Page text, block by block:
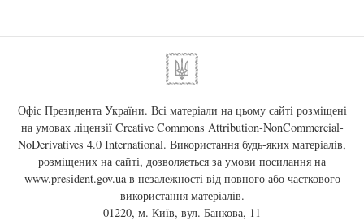
Офіс Президента України. Всі матеріали на цьому сайті розміщені
на умовах ліцензії Creative Commons Attribution-NonCommercial-
NoDerivatives 4.0 International. Використання будь-яких матеріалів,
розміщених на сайті, дозволяється за умови посилання на
www.president.gov.uaв незалежності від повного або часткового
використання матеріалів.
01220, м. Київ, вул. Банкова, 11